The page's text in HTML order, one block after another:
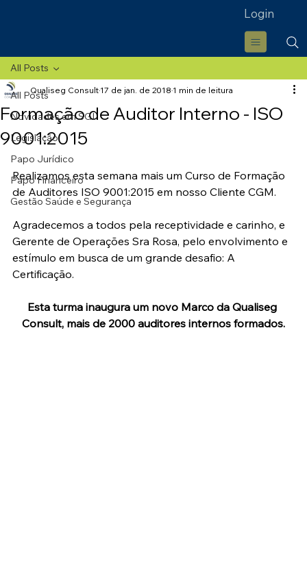
Login
All Posts
Novidades em SGI
Legislação
Papo Jurídico
Papo Financeiro
Gestão Saúde e Segurança
All Posts
Formação de Auditor Interno - ISO
9001:2015
Qualiseg Consult 17 de jan. de 2018 1 min de leitura
Realizamos esta semana mais um Curso de Formação
de Auditores ISO 9001:2015 em nosso Cliente CGM.
Agradecemos a todos pela receptividade e carinho, e
Gerente de Operações Sra Rosa, pelo envolvimento e
estímulo em busca de um grande desafio: A
Certificação.
Esta turma inaugura um novo Marco da Qualiseg
Consult, mais de 2000 auditores internos formados.